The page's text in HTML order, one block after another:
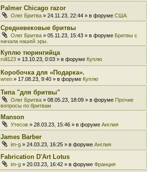
Palmer Chicago razor
Олег Бритва » 24.11.23, 22:44 » в форуме США
Средневековые бритвы
Олег Бритва » 05.11.23, 15:43 » в форуме Бритвы с
начала нашей эры.
Куплю тюрингийца
roll123 » 13.10.23, 0:03 » в форуме Куплю
Коробочка для «Подарка».
wren » 17.08.23, 9:40 » в форуме Куплю
Типа "для бритвы"
Олег Бритва » 08.05.23, 18:09 » в форуме Прочие
вопросы по бритвам
Manson
Утесов » 28.03.23, 15:46 » в форуме Англия
James Barber
im-g » 24.03.23, 16:25 » в форуме Англия
Fabrication D'Art Lotus
im-g » 20.03.23, 16:42 » в форуме Франция